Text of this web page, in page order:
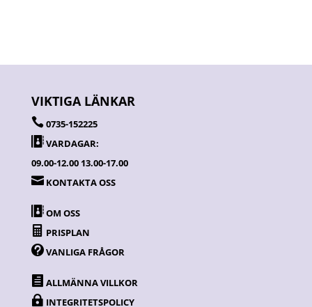
VIKTIGA LÄNKAR
0735-152225
VARDAGAR:
09.00-12.00 13.00-17.00
 KONTAKTA OSS
OM OSS
 PRISPLAN
VANLIGA FRÅGOR
 ALLMÄNNA VILLKOR
 INTEGRITETSPOLICY